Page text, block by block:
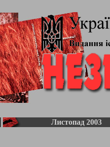
Листопад 2003